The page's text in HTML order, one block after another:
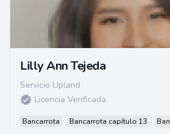
Lilly Ann Tejeda
Servicio Upland
Licencia Verificada
Bancarrota Bancarrota capítulo 13